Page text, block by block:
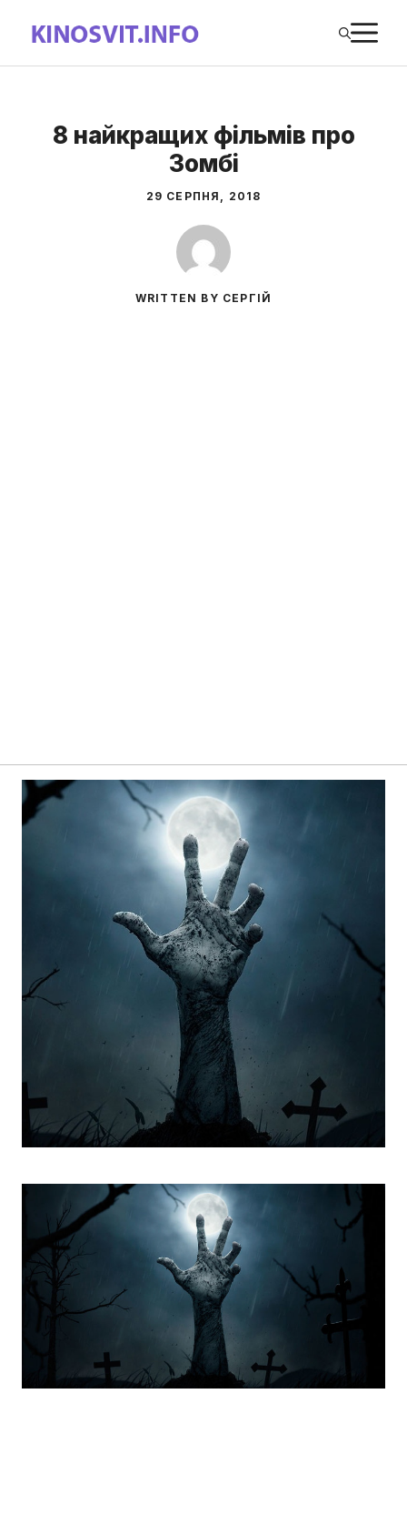
вмісту
8 найкращих фільмів про
Зомбі
29 СЕРПНЯ, 2018
WRITTEN BY СЕРГІЙ